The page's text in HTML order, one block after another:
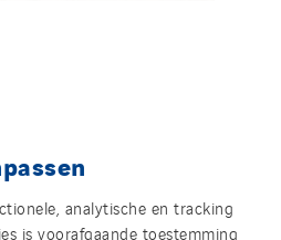
analytische en tracking
is voorafgaande toestemming